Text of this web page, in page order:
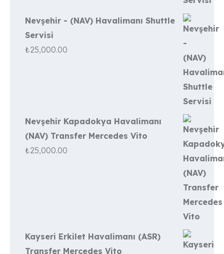
Nevşehir - (NAV) Havalimanı Shuttle
Servisi
₺25,000.00
Nevşehir Kapadokya Havalimanı
(NAV) Transfer Mercedes Vito
₺25,000.00
Kayseri Erkilet Havalimanı (ASR)
Transfer Mercedes Vito